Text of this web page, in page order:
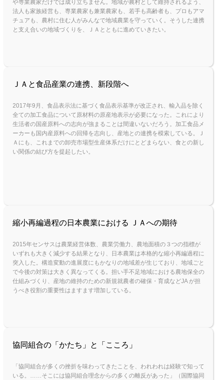
や専業農家だけでは成り立ちません。地域が農村として維持されるよう、
法人も家族経営も、専業農家も兼業農家も、若手も高齢者も、プロもアマ
チュアも、農村に住む人がみんなで地域農業を守っていく。そうした連携
と支え合いの地域づくりを、ＪＡとともに進めていきたい。
ＪＡと食品産業の連携、新段階へ
2017年9月、食品表示法に基づく食品表示基準が改正され、輸入品を除く
全ての加工食品について原材料の原産地表示が必要になった。これにより
生活者の国産原料への志向が強まることは間違いないだろう。加工食品メ
ーカーも国内産原料への回帰を志向し、産地との連携を模索している。Ｊ
Ａにも、これまでの卸売市場型生産体系だけにとどまらない、食との新し
い関係の結び方を提起したい。
縮小再編過程の日本農業における ＪＡへの期待
2015年センサスは農業経営体数、農業労働力、農地面積の３つの指標が
いずれも大きく減少する結果となり、日本農業は本格的な縮小再編過程に
突入した。構造変動の進展度にもかなりの地域差が生じており、地域ごと
で今後の対策は大きく異なってくる。担い手不足地域における農地保全の
仕組みづくり、産地の維持のための新規就農者の確保・育成などJA が担
うべき役割の重要性はますます増加している。
協同組合の「かたち」と「こころ」
「協同組合が多くの挫折を味わってきたことを、われわれは経験で知って
いる。……そこには協同組合理念からの多くの離反があった」（国際協同